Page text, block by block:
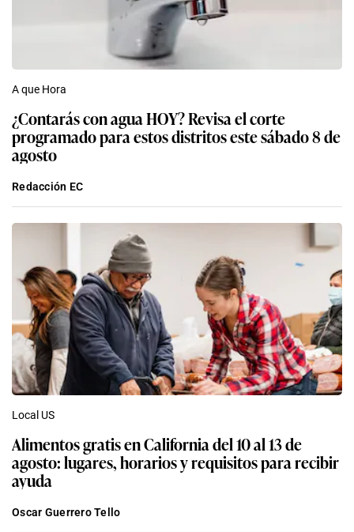
A que Hora
¿Contarás con agua HOY? Revisa el corte
programado para estos distritos este sábado 8 de
agosto
Redacción EC
Local US
Alimentos gratis en California del 10 al 13 de
agosto: lugares, horarios y requisitos para recibir
ayuda
Oscar Guerrero Tello